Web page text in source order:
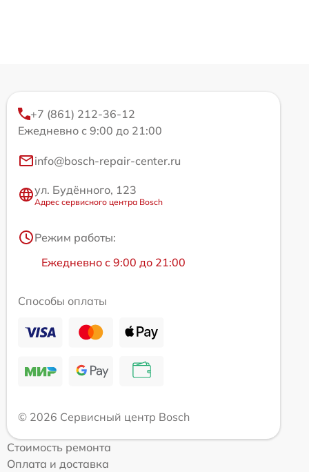
+7 (861) 212-36-12
Ежедневно с 9:00 до 21:00
info@bosch-repair-center.ru
ул. Будённого, 123
Адрес сервисного центра Bosch
Режим работы:
Ежедневно с 9:00 до 21:00
Способы оплаты
© 2026 Сервисный центр Bosch
Стоимость ремонта
Оплата и доставка